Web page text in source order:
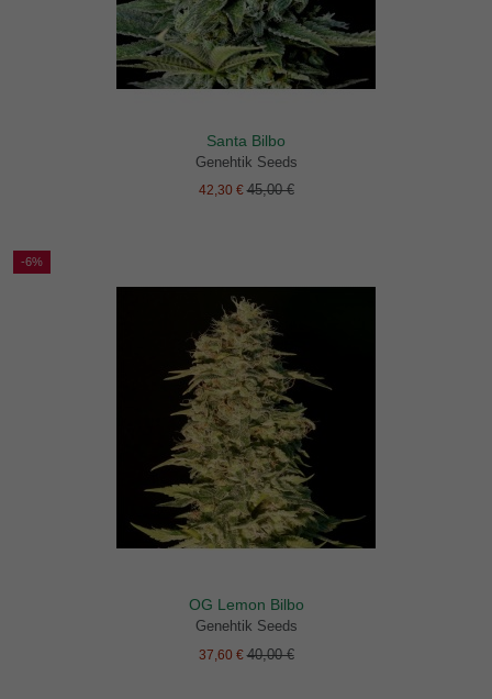
Santa Bilbo
Genehtik Seeds
42,30 €45,00 €
-6%
OG Lemon Bilbo
Genehtik Seeds
37,60 €40,00 €